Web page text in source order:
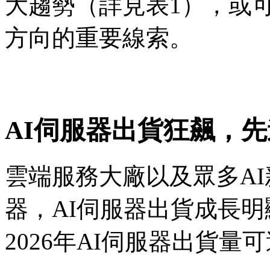
方向的重要線索。
AI伺服器出貨狂飆，
雲端服務大廠以及眾多
器，AI伺服器出貨成長
2026年AI伺服器出貨量